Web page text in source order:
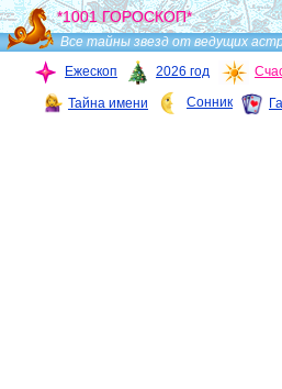
*1001 ГОРОСКОП*
Все тайны звезд от ведущих
Ежескоп
2026 год
Тайна имени Сонник